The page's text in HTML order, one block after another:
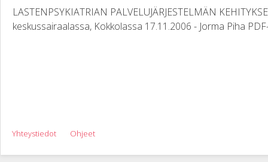
LASTENPSYKIATRIAN PALVELUJÄRJESTELMÄN
keskussairaalassa, Kokkolassa 17.11.2006 - Jorma Piha
Yhteystiedot Ohjeet